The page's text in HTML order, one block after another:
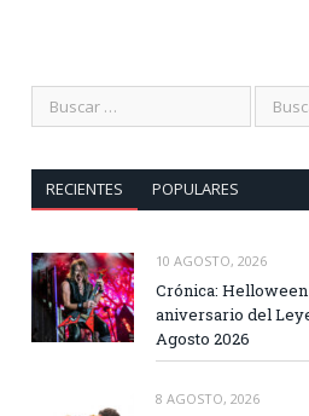
RECIENTES POPULARES
10 AGOSTO, 2026
Crónica:
aniversario del
Agosto 2026
8 AGOSTO, 2026